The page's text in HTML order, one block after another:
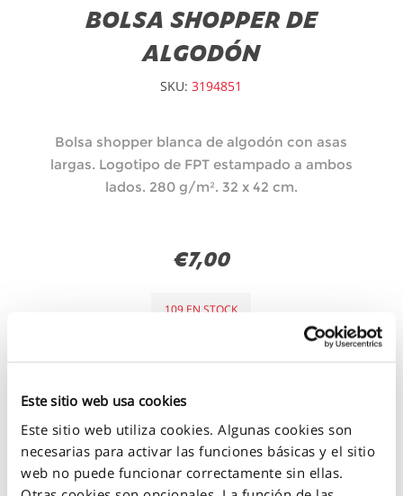
Este sitio web usa cookies
Este sitio web utiliza cookies. Algunas cookies son
necesarias para activar las funciones básicas y el sitio
web no puede funcionar correctamente sin ellas.
BOLSA SHOPPER DE
ALGODÓN
SKU: 3194851
Bolsa shopper blanca de algodón con asas
largas. Logotipo de FPT estampado a ambos
lados. 280 g/m². 32 x 42 cm.
€7,00
109 EN STOCK